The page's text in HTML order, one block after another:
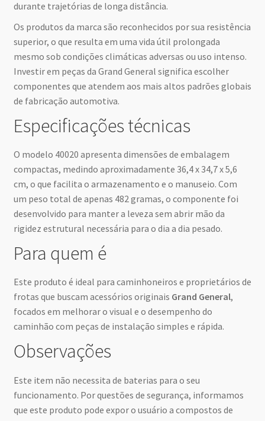
durante trajetórias de longa distância.
Os produtos da marca são reconhecidos por sua resistência
superior, o que resulta em uma vida útil prolongada
mesmo sob condições climáticas adversas ou uso intenso.
Investir em peças da Grand General significa escolher
componentes que atendem aos mais altos padrões globais
de fabricação automotiva.
Especificações técnicas
O modelo 40020 apresenta dimensões de embalagem
compactas, medindo aproximadamente 36,4 x 34,7 x 5,6
cm, o que facilita o armazenamento e o manuseio. Com
um peso total de apenas 482 gramas, o componente foi
desenvolvido para manter a leveza sem abrir mão da
rigidez estrutural necessária para o dia a dia pesado.
Para quem é
Este produto é ideal para caminhoneiros e proprietários de
frotas que buscam acessórios originais Grand General,
focados em melhorar o visual e o desempenho do
caminhão com peças de instalação simples e rápida.
Observações
Este item não necessita de baterias para o seu
funcionamento. Por questões de segurança, informamos
que este produto pode expor o usuário a compostos de